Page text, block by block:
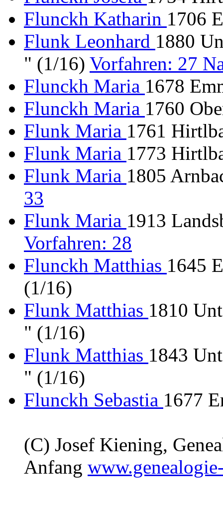
Flunckh Katharin 1706
Flunk Leonhard 1880
" (1/16) Vorfahren: 27
Flunckh Maria 1678
Flunckh Maria 1760
Flunk Maria 1761
Flunk Maria 1773
Flunk Maria 1805
33
Flunk Maria 1913
Vorfahren: 28
Flunckh Matthias 1645
(1/16)
Flunk Matthias 1810
" (1/16)
Flunk Matthias 1843
" (1/16)
Flunckh Sebastia 1677
(C) Josef Kiening,
Anfang